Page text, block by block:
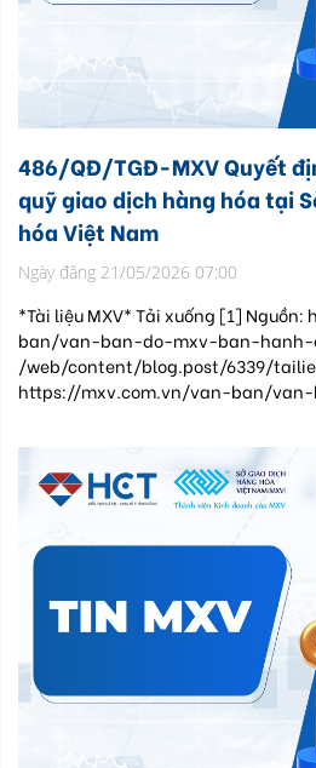
486/QĐ/TGĐ-MXV Quyết
quỹ giao dịch hàng hóa tại
hóa Việt Nam
Ngày đăng 21/05/2026 07:00
*Tài liệu MXV* Tải xuống [1]
ban/van-ban-do-mxv-ban-hanh-
/web/content/blog.post/6339/
https://mxv.com.vn/van-ban/